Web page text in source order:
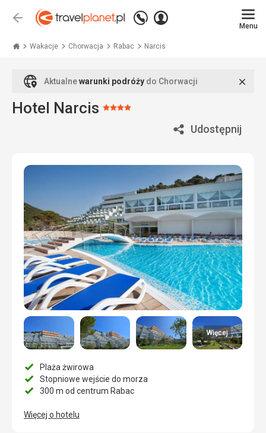
Wstecz
Zadzwoń
+48
771
Zaloguj
Menu
Wakacje Chorwacja Rabac Narcis
Aktualnewarunki podróży do Chorwacji
Hotel Narcis Ocena:
Udostępnij
Więcej
Plaża żwirowa
Stopniowe wejście do morza
300 m od centrum Rabac
Więcej o hotelu